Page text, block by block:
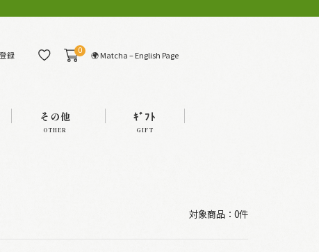
録 0 🌍 Matcha – English Page
その他
OTHER
ｷﾞﾌﾄ
GIFT
対象商品：0件